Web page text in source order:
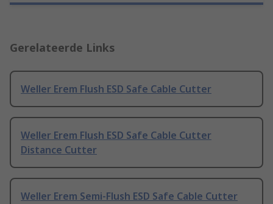
Gerelateerde Links
Weller Erem Flush ESD Safe Cable Cutter
Weller Erem Flush ESD Safe Cable Cutter
Distance Cutter
Weller Erem Semi-Flush ESD Safe Cable Cutter